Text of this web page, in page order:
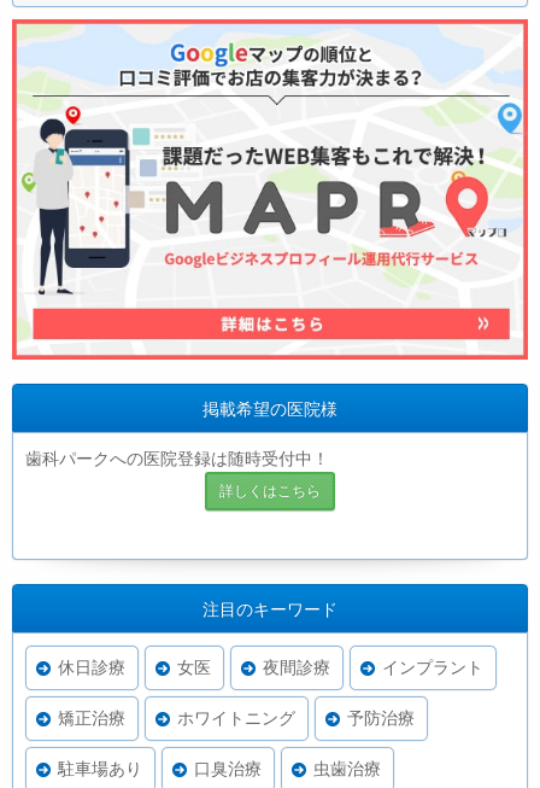
掲載希望の医院様
歯科パークへの医院登録は随時受付中！
詳しくはこちら
注目のキーワード
休日診療 女医 夜間診療 インプラント
矯正治療 ホワイトニング 予防治療
駐車場あり 口臭治療 虫歯治療